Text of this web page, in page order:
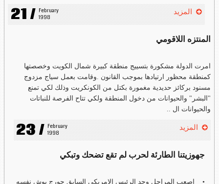
21 / February
1998
المزيد
المنتزه اللاقومي
امرت الدولة مشكورة بتسييج منطقة كبيرة شمال الكويت وخصصتها
كمنطقة محظور ارتيادها بموجب القانون .وقامت بعمل سياج مزدوج
مسنود بركائز حديدية مغمورة بكتل من الكونكريت وذلك لكي تمنع
"البشر" والحيوانات من دخول المنطقة ولكي تتاح الفرصة للنباتات
والحيوانات ال ..
23 / February
1998
المزيد
جهوزيتنا الطارئة لحرب لم تقع تضحك وتبكي
• اصعب المراحل وجد الرئيس الامريكي السابق جورج بوش نفسه